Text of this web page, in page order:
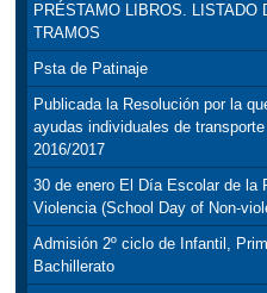
PRÉSTAMO LIBROS. LISTADO
TRAMOS
Psta de Patinaje
Publicada la Resolución por la
ayudas individuales de
2016/2017
30 de enero El Día Escolar de la
Violencia (School Day of Non-
Admisión 2º ciclo de Infantil,
Bachillerato